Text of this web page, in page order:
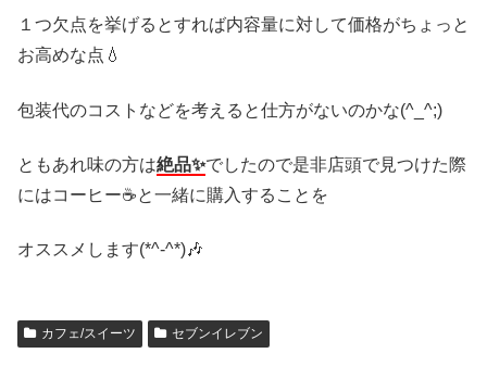
１つ欠点を挙げるとすれば内容量に対して価格がちょっと
お高めな点💧
包装代のコストなどを考えると仕方がないのかな(^_^;)
ともあれ味の方は絶品✨でしたので是非店頭で見つけた際
にはコーヒー☕と一緒に購入することを
オススメします(*^-^*)🎶
カフェ/スイーツ セブンイレブン